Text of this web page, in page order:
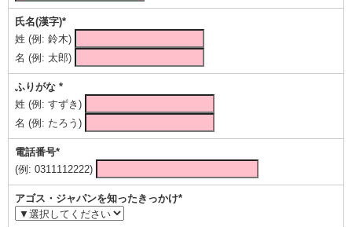
氏名(漢字)*
姓 (例: 鈴木)
名 (例: 太郎)
ふりがな *
姓 (例: すずき)
名 (例: たろう)
電話番号*
(例: 0311112222)
アゴス・ジャパンを知ったきっかけ*